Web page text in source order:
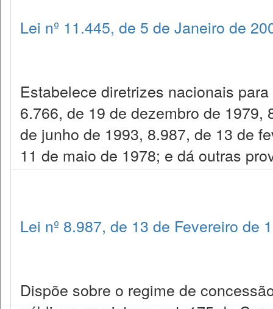
Lei nº 11.445, de 5 de Janeiro de
Estabelece diretrizes nacionais
6.766, de 19 de dezembro de
de junho de 1993, 8.987, de 13 de
11 de maio de 1978; e dá outras
Lei nº 8.987, de 13 de Fevereiro de
Dispõe sobre o regime de